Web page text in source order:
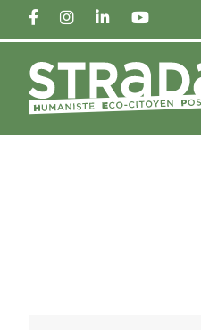
FACEBOOKINSTAGRAM
LINKEDINYOUTUBE